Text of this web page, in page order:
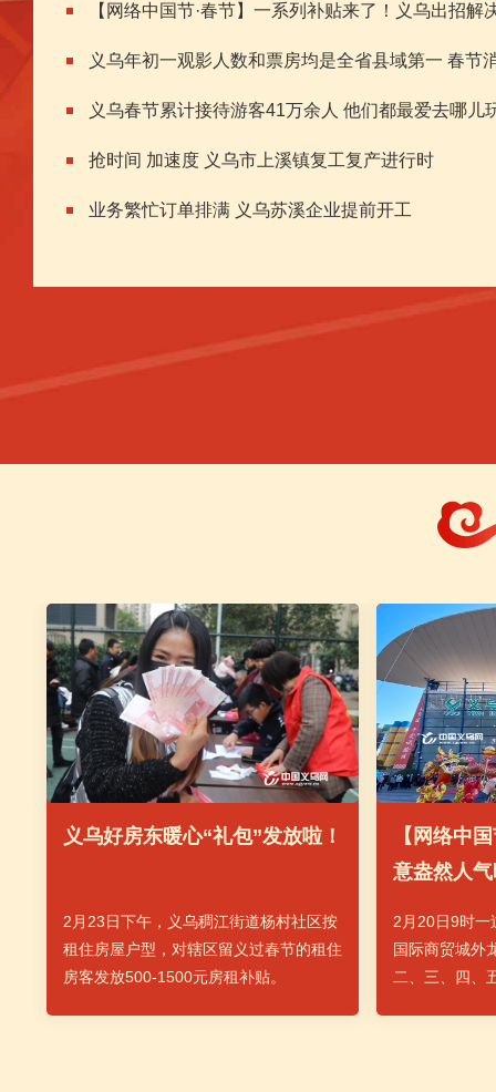
义乌好房东暖心“礼包”发放啦！
【网络中国节·春节】一系列补贴来了！义乌出招解
难”问题
义乌年初一观影人数和票房均是全省县域第一 春节
2亿元
义乌春节累计接待游客41万余人 他们都最爱去哪
抢时间 加速度 义乌市上溪镇复工复产进行时
业务繁忙订单排满 义乌苏溪企业提前开工
义乌好房东暖心“礼包”发放啦！
2月23日下午，义乌稠江街道杨村社区按
租住房屋户型，对辖区留义过春节的租住
房客发放500-1500元房租补贴。
【网络中
意盎然人
2月20日9时一
国际商贸城外
二、三、四、